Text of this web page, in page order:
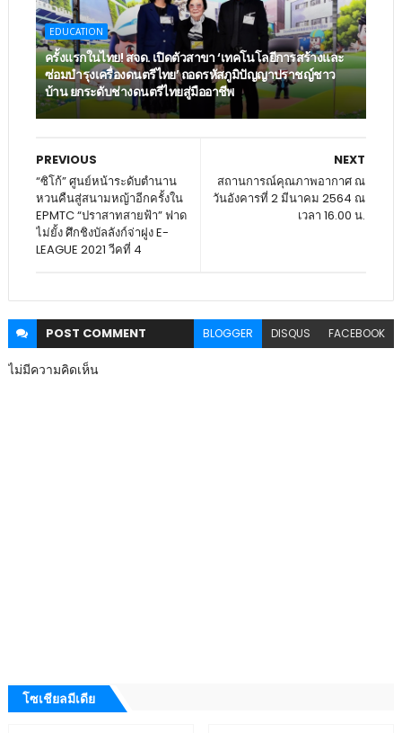
EDUCATION
ครั้งแรกในไทย! สจด. เปิดตัวสาขา ‘เทคโนโลยีการสร้างและ
ซ่อมบำรุงเครื่องดนตรีไทย’ ​ถอดรหัสภูมิปัญญาปราชญ์ชาว
บ้าน ยกระดับช่างดนตรีไทยสู่มืออาชีพ
NEXT
สถานการณ์คุณภาพอากาศ ณ
วันอังคารที่ 2 มีนาคม 2564 ณ
เวลา 16.00 น.
PREVIOUS
“ซิโก้” ศูนย์หน้าระดับตำนาน
หวนคืนสู่สนามหญ้าอีกครั้งใน
EPMTC “ปราสาทสายฟ้า” ฟาด
ไม่ยั้ง ศึกชิงบัลลังก์จ่าฝูง E-
LEAGUE 2021 วีคที่ 4
POST COMMENT BLOGGER DISQUS FACEBOOK
ไม่มีความคิดเห็น
โซเชียลมีเดีย